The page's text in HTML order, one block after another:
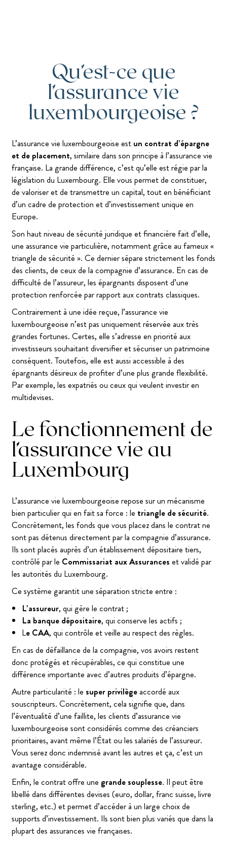
Qu’est-ce que
l’assurance vie
luxembourgeoise ?
L’assurance vie luxembourgeoise est un contrat d’épargne
et de placement, similaire dans son principe à l’assurance vie
française. La grande différence, c’est qu’elle est régie par la
législation du Luxembourg. Elle vous permet de constituer,
de valoriser et de transmettre un capital, tout en bénéficiant
d’un cadre de protection et d’investissement unique en
Europe.
Son haut niveau de sécurité juridique et financière fait d’elle,
une assurance vie particulière, notamment grâce au fameux «
triangle de sécurité ». Ce dernier sépare strictement les fonds
des clients, de ceux de la compagnie d’assurance. En cas de
difficulté de l’assureur, les épargnants disposent d’une
protection renforcée par rapport aux contrats classiques.
Contrairement à une idée reçue, l’assurance vie
luxembourgeoise n’est pas uniquement réservée aux très
grandes fortunes. Certes, elle s’adresse en priorité aux
investisseurs souhaitant diversifier et sécuriser un patrimoine
conséquent. Toutefois, elle est aussi accessible à des
épargnants désireux de profiter d’une plus grande flexibilité.
Par exemple, les expatriés ou ceux qui veulent investir en
multidevises.
Le fonctionnement de
l’assurance vie au
Luxembourg
L’assurance vie luxembourgeoise repose sur un mécanisme
bien particulier qui en fait sa force : le triangle de sécurité.
Concrètement, les fonds que vous placez dans le contrat ne
sont pas détenus directement par la compagnie d’assurance.
Ils sont placés auprès d’un établissement dépositaire tiers,
contrôlé par le Commissariat aux Assurances et validé par
les autorités du Luxembourg.
Ce système garantit une séparation stricte entre :
L’assureur, qui gère le contrat ;
La banque dépositaire, qui conserve les actifs ;
Le CAA, qui contrôle et veille au respect des règles.
En cas de défaillance de la compagnie, vos avoirs restent
donc protégés et récupérables, ce qui constitue une
différence importante avec d’autres produits d’épargne.
Autre particularité : le super privilègeaccordé aux
souscripteurs. Concrètement, cela signifie que, dans
l’éventualité d’une faillite, les clients d’assurance vie
luxembourgeoise sont considérés comme des créanciers
prioritaires, avant même l’État ou les salariés de l’assureur.
Vous serez donc indemnisé avant les autres et ça, c’est un
avantage considérable.
Enfin, le contrat offre une grande souplesse. Il peut être
libellé dans différentes devises (euro, dollar, franc suisse, livre
sterling, etc.) et permet d’accéder à un large choix de
supports d’investissement. Ils sont bien plus variés que dans la
plupart des assurances vie françaises.